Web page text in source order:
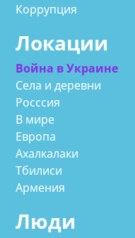
Коррупция
Локации
Война в Украине
Села и деревни
Росссия
В мире
Европа
Ахалкалаки
Тбилиси
Армения
Люди